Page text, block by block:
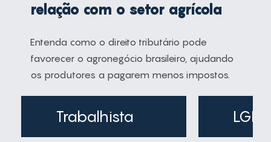
relação com o setor agrícola
Entenda como o direito tributário pode
favorecer o agronegócio brasileiro, ajudando
os produtores a pagarem menos impostos.
Trabalhista LGPD